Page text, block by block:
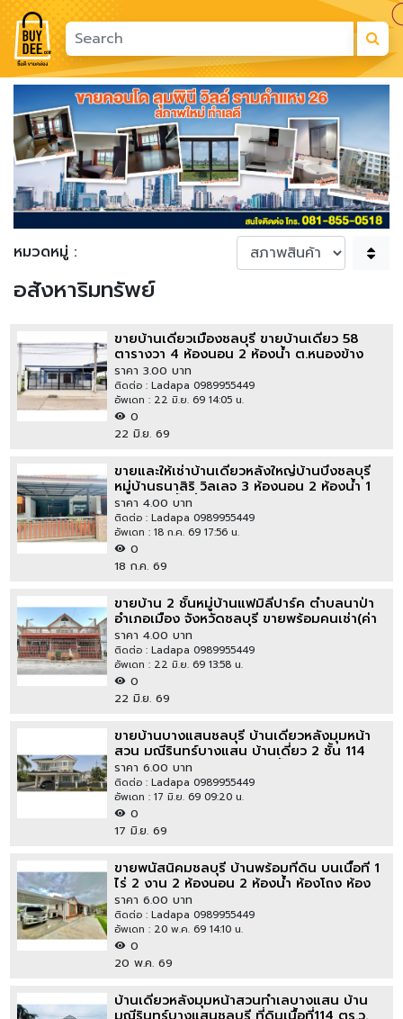
Previous Next
หมวดหมู่ :
อสังหาริมทรัพย์
ขายบ้านเดี่ยวเมืองชลบุรี ขายบ้านเดี่ยว 58
ตารางวา 4 ห้องนอน 2 ห้องน้ำ ต.หนองข้าง
คอก อ.เมืองชลบุรี ทำเลค้าขาย
ราคา 3.00 บาท
ติดต่อ : Ladapa 0989955449
อัพเดท : 22 มิ.ย. 69 14:05 น.
0
22 มิ.ย. 69
ขายและให้เช่าบ้านเดี่ยวหลังใหญ่บ้านบึงชลบุรี
หมู่บ้านธนาสิริ วิลเลจ 3 ห้องนอน 2 ห้องน้ำ 1
ห้องครัว เนื้อที่ 52 ตารางวา
ราคา 4.00 บาท
ติดต่อ : Ladapa 0989955449
อัพเดท : 18 ก.ค. 69 17:56 น.
0
18 ก.ค. 69
ขายบ้าน 2 ชั้นหมู่บ้านแฟมิลี่ปาร์ค ตำบลนาป่า
อำเภอเมือง จังหวัดชลบุรี ขายพร้อมคนเช่า(ค่า
เช่า30000)ทำเลค้าขาย
ราคา 4.00 บาท
ติดต่อ : Ladapa 0989955449
อัพเดท : 22 มิ.ย. 69 13:58 น.
0
22 มิ.ย. 69
ขายบ้านบางแสนชลบุรี บ้านเดี่ยวหลังมุมหน้า
สวน มณีรินทร์บางแสน บ้านเดี่ยว 2 ชั้น 114
ตารางวา 5 ห้องนอน 3 ห้องน้ำ
ราคา 6.00 บาท
ติดต่อ : Ladapa 0989955449
อัพเดท : 17 มิ.ย. 69 09:20 น.
0
17 มิ.ย. 69
ขายพนัสนิคมชลบุรี บ้านพร้อมที่ดิน บนเนื้อที่ 1
ไร่ 2 งาน 2 ห้องนอน 2 ห้องน้ำ ห้องโถง ห้อง
ครัว โรงจอดรถ
ราคา 6.00 บาท
ติดต่อ : Ladapa 0989955449
อัพเดท : 20 พ.ค. 69 14:10 น.
0
20 พ.ค. 69
บ้านเดี่ยวหลังมุมหน้าสวนทำเลบางแสน บ้าน